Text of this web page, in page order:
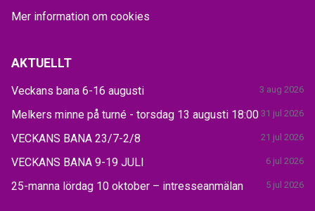
Mer information om cookies
AKTUELLT
Veckans bana 6-16 augusti 3 aug 2026
Melkers minne på turné - torsdag 13 augusti 18:00 31 jul 2026
VECKANS BANA 23/7-2/8 21 jul 2026
VECKANS BANA 9-19 JULI 6 jul 2026
25-manna lördag 10 oktober – intresseanmälan 5 jul 2026